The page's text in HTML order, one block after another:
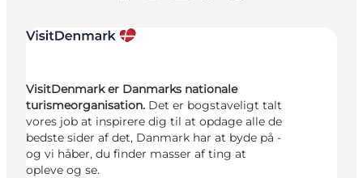
VisitDenmark er Danmarks nationale
turismeorganisation. Det er bogstaveligt talt
vores job at inspirere dig til at opdage alle de
bedste sider af det, Danmark har at byde på -
og vi håber, du finder masser af ting at
opleve og se.